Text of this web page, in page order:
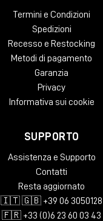
Termini e Condizioni
Spedizioni
Recesso e Restocking
Metodi di pagamento
Garanzia
Privacy
Informativa sui cookie
SUPPORTO
Assistenza e Supporto
Contatti
Resta aggiornato
🇮🇹 🇬🇧 +39 06 3050128
🇫🇷 +33 (0)6 23 60 03 43